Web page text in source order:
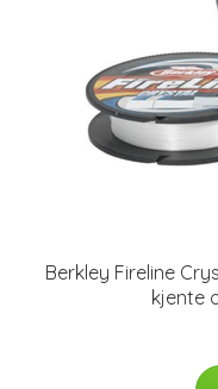
Berkley Fireline
kjente